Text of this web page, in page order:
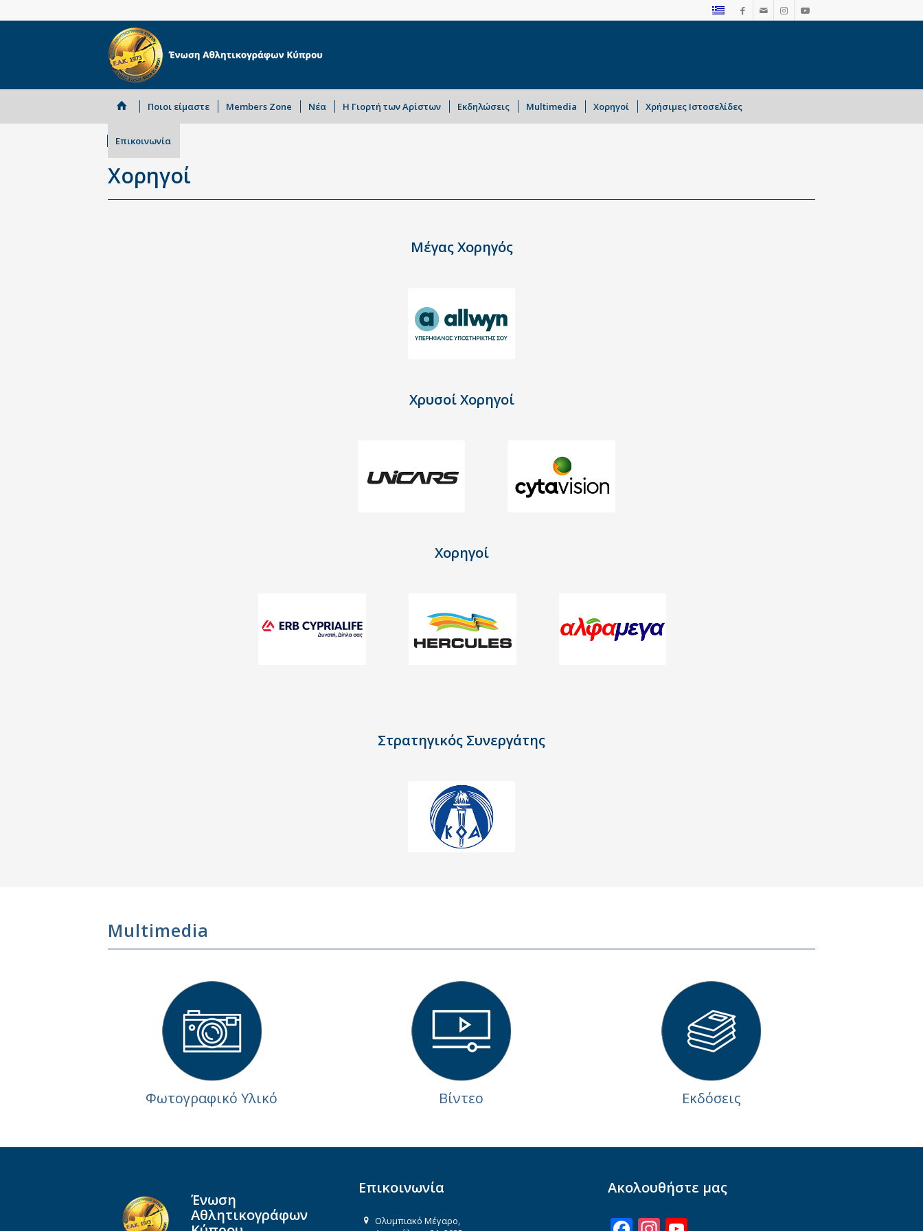
Ποιοι είμαστε Members Zone Νέα Η Γιορτή των Αρίστων Εκδηλώσεις Multimedia Χορηγοί Χρήσιμες Ιστοσελίδες
Επικοινωνία
Χορηγοί
Μέγας Χορηγός
Χρυσοί Χορηγοί
Χορηγοί
Στρατηγικός Συνεργάτης
Multimedia
Φωτογραφικό Υλικό Βίντεο Εκδόσεις
Ένωση
Αθλητικογράφων
Επικοινωνία
Ολυμπιακό Μέγαρο,
Ακολουθήστε μας